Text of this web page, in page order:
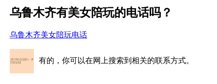
乌鲁木齐有美女陪玩的电话吗？
乌鲁木齐美女陪玩电话
有的，你可以在网上搜索到相关的联系方式。